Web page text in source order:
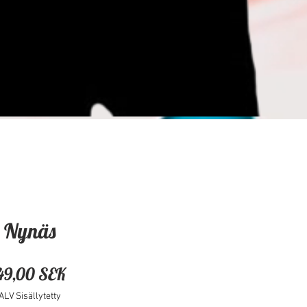
Nynäs
SEKHinta
Sisällytetty